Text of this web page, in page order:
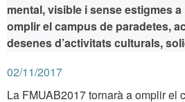
mental, visible i sense estigmes
omplir el campus de paradetes,
desenes d’activitats culturals,
02/11/2017
La FMUAB2017 tornarà a omplir el